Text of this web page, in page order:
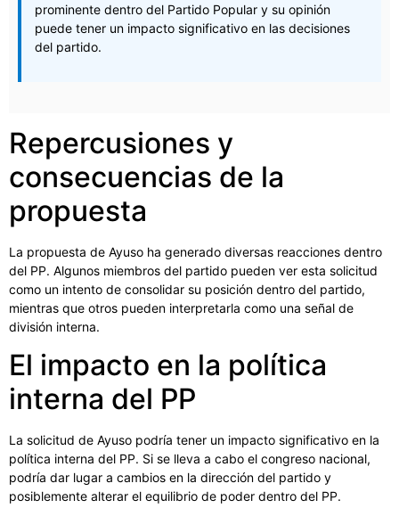
prominente dentro del Partido Popular y su opinión
puede tener un impacto significativo en las decisiones
del partido.
Repercusiones y
consecuencias de la
propuesta
La propuesta de Ayuso ha generado diversas reacciones dentro
del PP. Algunos miembros del partido pueden ver esta solicitud
como un intento de consolidar su posición dentro del partido,
mientras que otros pueden interpretarla como una señal de
división interna.
El impacto en la política
interna del PP
La solicitud de Ayuso podría tener un impacto significativo en la
política interna del PP. Si se lleva a cabo el congreso nacional,
podría dar lugar a cambios en la dirección del partido y
posiblemente alterar el equilibrio de poder dentro del PP.